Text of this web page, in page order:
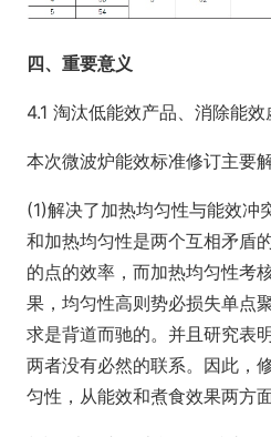
四、重要意义
4.1 淘汰低能效产品、消除能
本次微波炉能效标准修订主要
(1)解决了加热均匀性与能效冲
和加热均匀性是两个互相矛盾
的点的效率，而加热均匀性考
果，均匀性高则势必损失单点
求是背道而驰的。并且研究表
两者没有必然的联系。因此，
匀性，从能效和煮食效果两方